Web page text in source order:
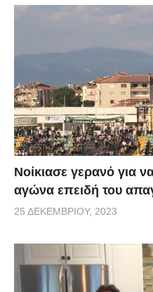
Νοίκιασε γερανό για
αγώνα επειδή του
25 ΔΕΚΕΜΒΡΊΟΥ, 2023